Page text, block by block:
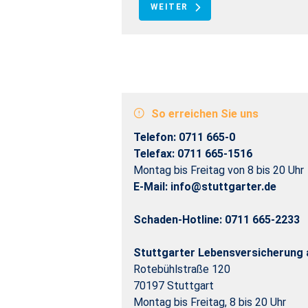
WEITER
So erreichen Sie uns
Telefon: 0711 665-0
Telefax: 0711 665-1516
Montag bis Freitag von 8 bis 20 Uhr
E-Mail: info@stuttgarter.de
Schaden-Hotline: 0711 665-2233
Stuttgarter Lebensversicherung
Rotebühlstraße 120
70197 Stuttgart
Montag bis Freitag, 8 bis 20 Uhr